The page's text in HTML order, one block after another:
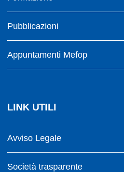
Pubblicazioni
Appuntamenti Mefop
LINK UTILI
Avviso Legale
Società trasparente